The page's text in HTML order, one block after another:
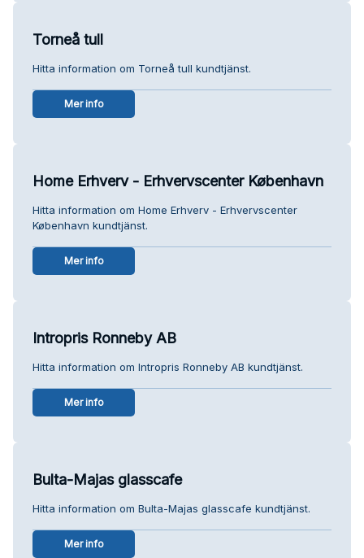
Torneå tull
Hitta information om Torneå tull kundtjänst.
Mer info
Home Erhverv - Erhvervscenter København
Hitta information om Home Erhverv - Erhvervscenter
København kundtjänst.
Mer info
Intropris Ronneby AB
Hitta information om Intropris Ronneby AB kundtjänst.
Mer info
Bulta-Majas glasscafe
Hitta information om Bulta-Majas glasscafe kundtjänst.
Mer info